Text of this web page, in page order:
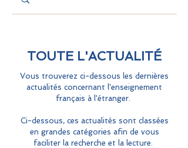
TOUTE L'ACTUALITÉ
Vous trouverez ci-dessous les dernières
actualités concernant l'enseignement
français à l'étranger.
Ci-dessous, ces actualités sont classées
en grandes catégories afin de vous
faciliter la recherche et la lecture.